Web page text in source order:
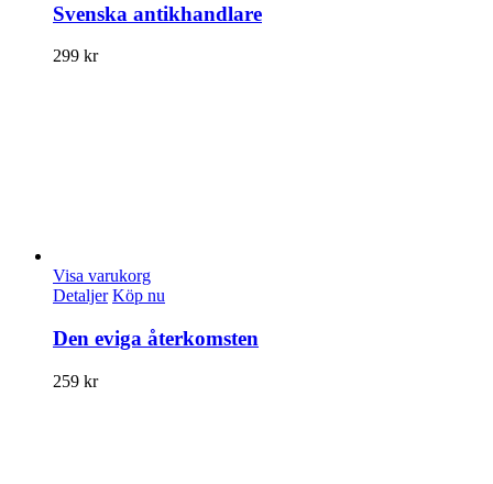
Svenska antikhandlare
299 kr
Visa varukorg
Detaljer Köp nu
Den eviga återkomsten
259 kr